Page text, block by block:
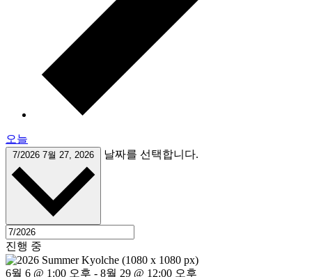
오늘
7/2026 7월 27, 2026 날짜를 선택합니다.
진행 중
6월 6 @ 1:00 오후 - 8월 29 @ 12:00 오후